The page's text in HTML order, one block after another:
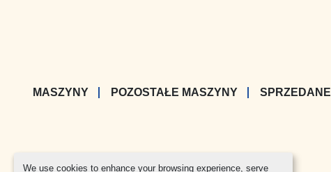
We use cookies to enhance your browsing experience, serve
MASZYNY POZOSTAŁE MASZYNY SPRZEDANE